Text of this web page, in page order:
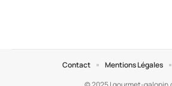
Contact Mentions Légales